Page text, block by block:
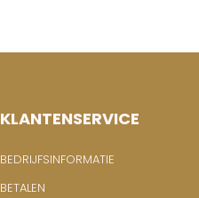
KLANTENSERVICE
BEDRIJFSINFORMATIE
BETALEN